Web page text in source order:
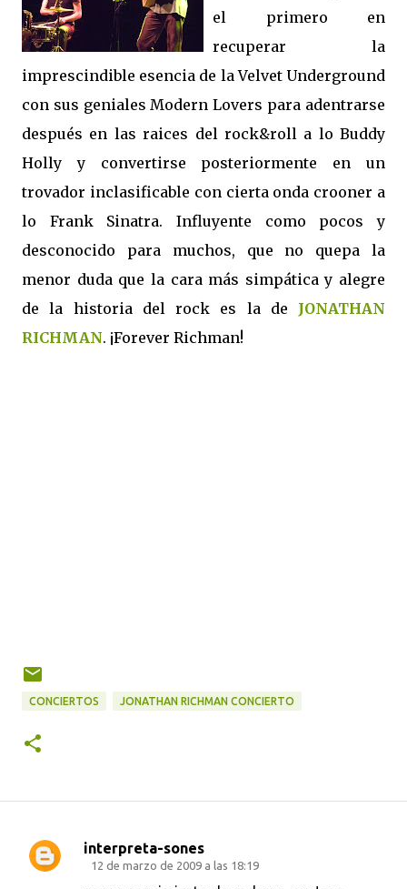
el primero en
recuperar la
imprescindible esencia de la Velvet Underground
con sus geniales Modern Lovers para adentrarse
después en las raices del rock&roll a lo Buddy
Holly y convertirse posteriormente en un
trovador inclasificable con cierta onda crooner a
lo Frank Sinatra. Influyente como pocos y
desconocido para muchos, que no quepa la
menor duda que la cara más simpática y alegre
de la historia del rock es la de JONATHAN
RICHMAN. ¡Forever Richman!
CONCIERTOS JONATHAN RICHMAN CONCIERTO
C
interpreta-sones
12 de marzo de 2009 a las 18:19